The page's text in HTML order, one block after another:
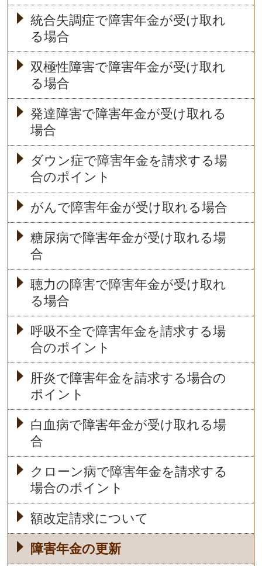
統合失調症で障害年金が受け取れ
る場合
双極性障害で障害年金が受け取れ
る場合
発達障害で障害年金が受け取れる
場合
ダウン症で障害年金を請求する場
合のポイント
がんで障害年金が受け取れる場合
糖尿病で障害年金が受け取れる場
合
聴力の障害で障害年金が受け取れ
る場合
呼吸不全で障害年金を請求する場
合のポイント
肝炎で障害年金を請求する場合の
ポイント
白血病で障害年金が受け取れる場
合
クローン病で障害年金を請求する
場合のポイント
額改定請求について
障害年金の更新